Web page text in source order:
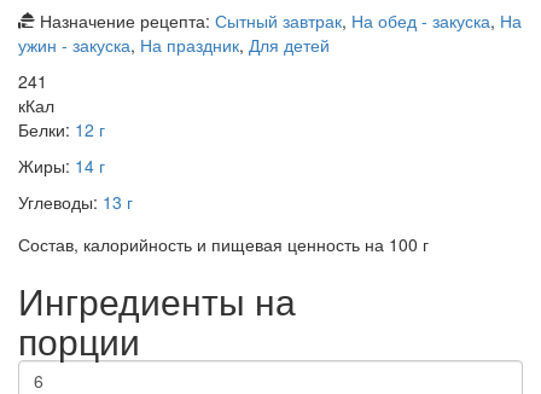
Назначение рецепта: Сытный завтрак, На обед - закуска, На
ужин - закуска, На праздник, Для детей
241
кКал
Белки: 12 г
Жиры: 14 г
Углеводы: 13 г
Состав, калорийность и пищевая ценность на 100 г
Ингредиенты на
порции